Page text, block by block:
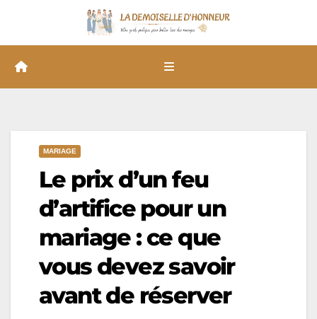
MARIAGE
Le prix d’un feu
d’artifice pour un
mariage : ce que
vous devez savoir
avant de réserver